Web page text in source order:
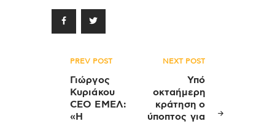
Πλοήγηση
άρθρων
PREV POST
Γιώργος
Κυριάκου
CEO ΕΜΕΛ:
«Η
NEXT POST
Υπό
οκταήμερη
κράτηση ο
ύποπτος για